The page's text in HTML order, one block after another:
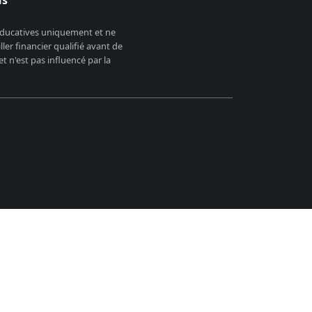
uniquement et ne
financier qualifié avant de
n'est pas influencé par la